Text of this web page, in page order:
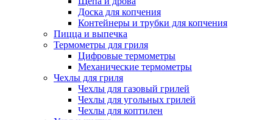
Доска для копчения
Контейнеры и трубки для копчения
Пицца и выпечка
Термометры для гриля
Цифровые термометры
Механические термометры
Чехлы для гриля
Чехлы для газовый грилей
Чехлы для угольных грилей
Чехлы для коптилен